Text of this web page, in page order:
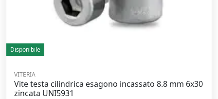
Disponibile
VITERIA
Vite testa cilindrica esagono incassato 8.8 mm 6x30
zincata UNI5931